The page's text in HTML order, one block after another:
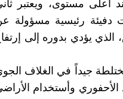
في النصف الأول من عام 2021 عند أعلى مستوى، ويعتبر
دفيئة رئيسية مسؤولة
يؤدي بدوره إلى
جيداً في الغلاف
الأحفوري وأستخدام